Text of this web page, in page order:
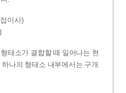
미사)
태소가 결합할 때 일어나는 현
하나의 형태소 내부에서는 구개